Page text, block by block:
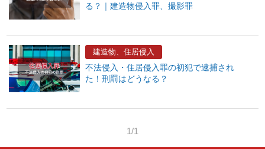
る？｜建造物侵入罪、撮影罪
建造物、住居侵入
不法侵入・住居侵入罪の初犯で逮捕され
た！刑罰はどうなる？
1/1